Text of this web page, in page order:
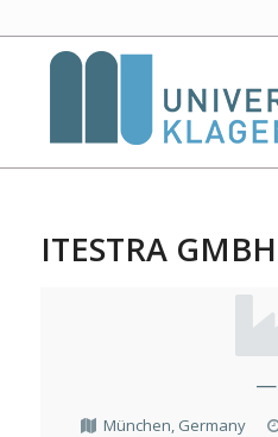
ITESTRA GMBH
—
München, Germany